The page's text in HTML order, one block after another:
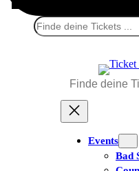
Suchen
Suchen
Events
Bad
Tickets kaufen